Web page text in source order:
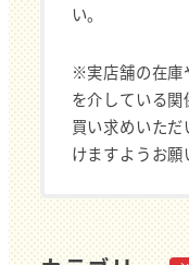
い。
※実店舗の在庫
を介している
買い求めいた
けますようお願